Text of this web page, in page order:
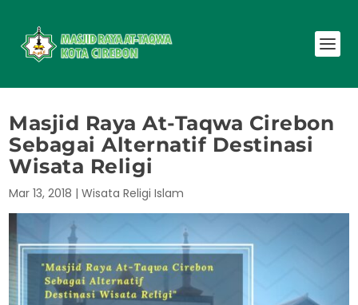
Masjid Raya At-Taqwa Cirebon
Sebagai Alternatif Destinasi
Wisata Religi
Mar 13, 2018 |Wisata Religi Islam